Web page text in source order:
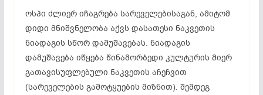
ოსპი ძლიერ იჩაგრება სარეველებისაგან, ამიტომ
დიდი მნიშვნელობა აქვს დასათესი ნაკვეთის
ნიადაგის სწორ დამუშავებას. ნიადაგის
დამუშავება იწყება წინამორბედი კულტურის მიერ
გათავისუფლებული ნაკვეთის აჩეჩვით
(სარეველების გამოტყუების მიზნით). შემდეგ